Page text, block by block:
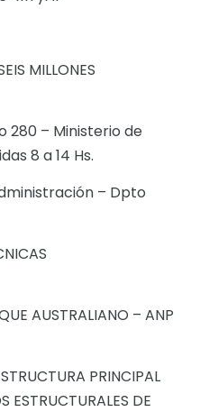
MILLONES
280 – Ministerio de
8 a 14 Hs.
– Dpto
TÉCNICAS
– ANP
PRINCIPAL
ESTRUCTURALES DE